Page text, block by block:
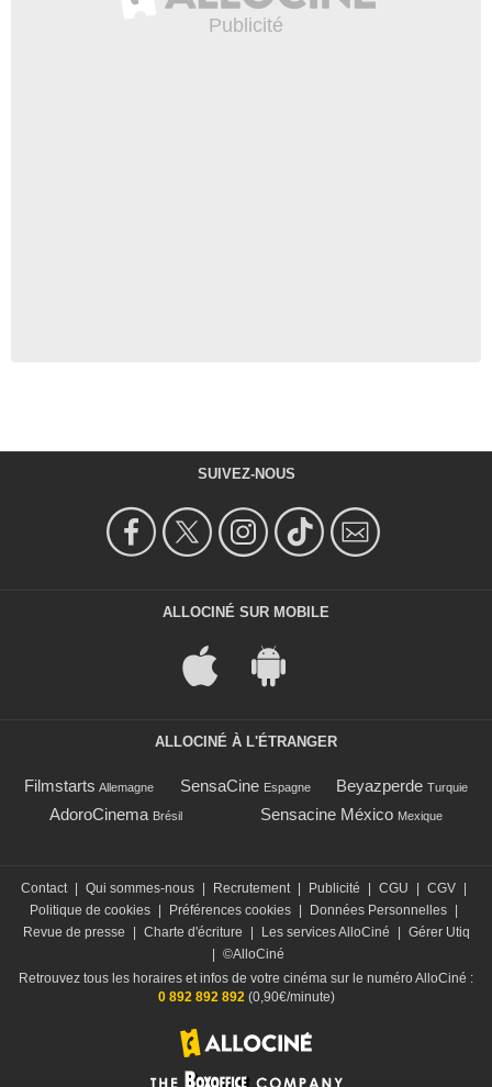
SUIVEZ-NOUS
ALLOCINÉ SUR MOBILE
ALLOCINÉ À L'ÉTRANGER
Filmstarts Allemagne SensaCine Espagne Beyazperde Turquie
AdoroCinema Brésil Sensacine México Mexique
Contact Qui sommes-nous Recrutement Publicité CGU CGV
Politique de cookies
Préférences cookies Données Personnelles
Revue de presse
Charte d'écriture Les services AlloCiné
Gérer Utiq
©AlloCiné
Retrouvez tous les horaires et infos de votre cinéma sur le numéro AlloCiné :
0 892 892 892(0,90€/minute)